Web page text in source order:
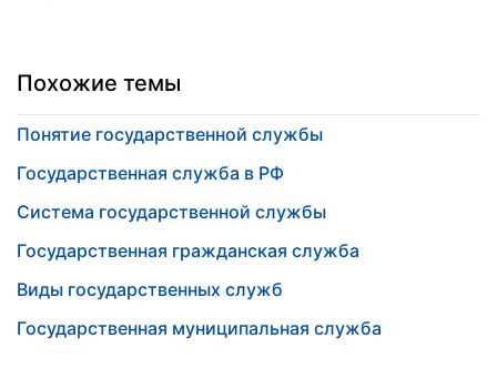
Похожие темы
Понятие государственной службы
Государственная служба в РФ
Система государственной службы
Государственная гражданская служба
Виды государственных служб
Государственная муниципальная служба